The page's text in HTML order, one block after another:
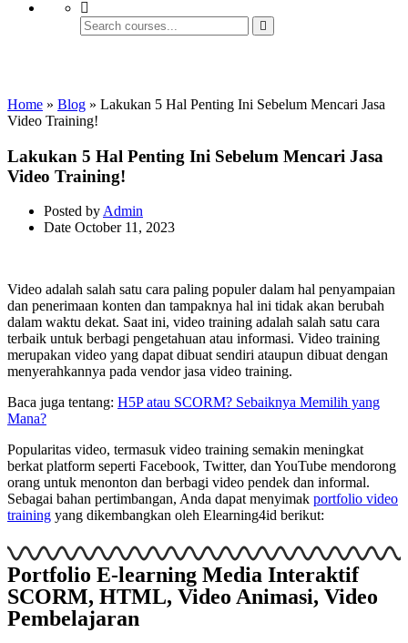
Home » Blog » Lakukan 5 Hal Penting Ini Sebelum Mencari Jasa
Video Training!
Lakukan 5 Hal Penting Ini Sebelum Mencari Jasa
Video Training!
Posted by Admin
Date October 11, 2023
Video adalah salah satu cara paling populer dalam hal penyampaian
dan penerimaan konten dan tampaknya hal ini tidak akan berubah
dalam waktu dekat. Saat ini, video training adalah salah satu cara
terbaik untuk berbagi pengetahuan atau informasi. Video training
merupakan video yang dapat dibuat sendiri ataupun dibuat dengan
menyerahkannya pada vendor jasa video training.
Baca juga tentang: H5P atau SCORM? Sebaiknya Memilih yang
Mana?
Popularitas video, termasuk video training semakin meningkat
berkat platform seperti Facebook, Twitter, dan YouTube mendorong
orang untuk menonton dan berbagi video pendek dan informal.
Sebagai bahan pertimbangan, Anda dapat menyimak portfolio video
training yang dikembangkan oleh Elearning4id berikut:
Portfolio E-learning Media Interaktif
SCORM, HTML, Video Animasi, Video
Pembelajaran